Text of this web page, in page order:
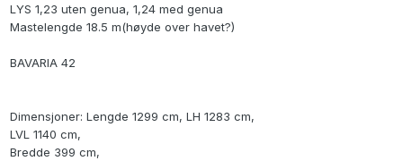
LYS 1,23 uten genua, 1,24 med genua
Mastelengde 18.5 m(høyde over havet?)
BAVARIA 42
Dimensjoner: Lengde 1299 cm, LH 1283 cm,
LVL 1140 cm,
Bredde 399 cm,